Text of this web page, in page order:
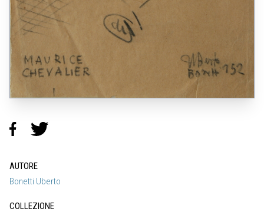
AUTORE
Bonetti Uberto
COLLEZIONE